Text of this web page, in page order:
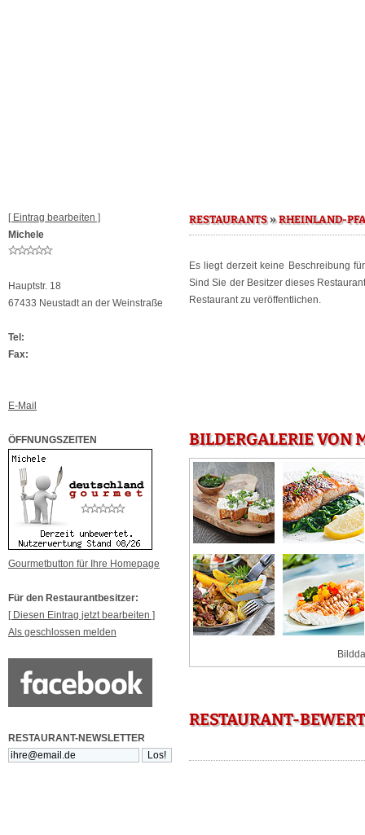
[ Eintrag bearbeiten ]
Michele
Hauptstr. 18
67433 Neustadt an der Weinstraße
Tel:
Fax:
E-Mail
ÖFFNUNGSZEITEN
Gourmetbutton für Ihre Homepage
Für den Restaurantbesitzer:
[ Diesen Eintrag jetzt bearbeiten ]
Als geschlossen melden
RESTAURANT-NEWSLETTER
RESTAURANTS»RHEINLAND-
Es liegt derzeit keine Beschreibung
Sind Sie der Besitzer dieses
Restaurant zu veröffentlichen.
BILDERGALERIE VON
RESTAURANT-